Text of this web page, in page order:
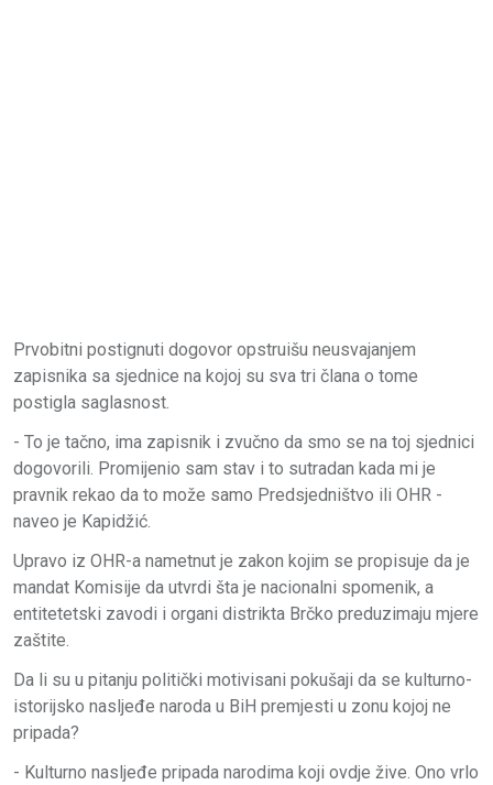
Prvobitni postignuti dogovor opstruišu neusvajanjem
zapisnika sa sjednice na kojoj su sva tri člana o tome
postigla saglasnost.
- To je tačno, ima zapisnik i zvučno da smo se na toj sjednici
dogovorili. Promijenio sam stav i to sutradan kada mi je
pravnik rekao da to može samo Predsjedništvo ili OHR -
naveo je Kapidžić.
Upravo iz OHR-a nametnut je zakon kojim se propisuje da je
mandat Komisije da utvrdi šta je nacionalni spomenik, a
entitetetski zavodi i organi distrikta Brčko preduzimaju mjere
zaštite.
Da li su u pitanju politički motivisani pokušaji da se kulturno-
istorijsko nasljeđe naroda u BiH premjesti u zonu kojoj ne
pripada?
- Kulturno nasljeđe pripada narodima koji ovdje žive. Ono vrlo